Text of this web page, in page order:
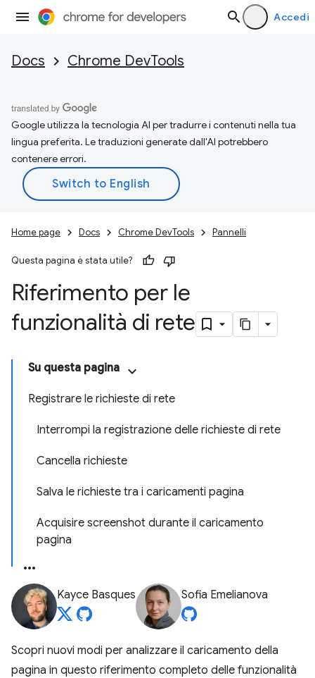
Accedi
Docs Chrome DevTools
Google utilizza la tecnologia AI per tradurre i contenuti nella tua
lingua preferita. Le traduzioni generate dall'AI potrebbero
contenere errori.
Home page Docs Chrome DevTools Pannelli
Questa pagina è stata utile?
Riferimento per le
funzionalità di rete
Su questa pagina
Registrare le richieste di rete
Interrompi la registrazione delle richieste di rete
Cancella richieste
Salva le richieste tra i caricamenti pagina
Acquisire screenshot durante il caricamento
pagina
Kayce Basques Sofia Emelianova
Scopri nuovi modi per analizzare il caricamento della
pagina in questo riferimento completo delle funzionalità